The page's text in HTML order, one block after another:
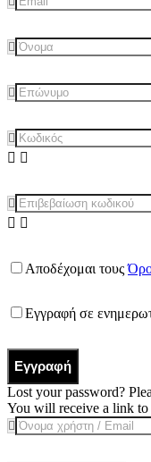
Αποδέχομαι τους
Εγγραφή σε
Εγγραφή
Lost your password?
You will receive a link to